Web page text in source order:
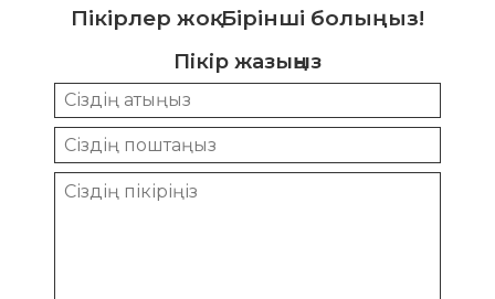
Пікірлер жоқ. Бірінші болыңыз!
Пікір жазыңыз